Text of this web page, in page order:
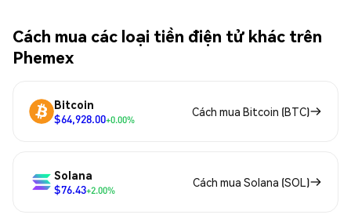
Cách mua các loại tiền điện tử khác trên
Phemex
Bitcoin
$64,928.00+0.00%
Cách mua Bitcoin (BTC)
Solana
$76.43+2.00%
Cách mua Solana (SOL)